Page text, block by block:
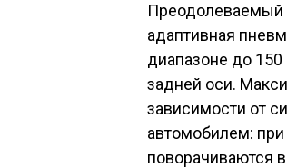
Преодолеваемый
адаптивная
диапазоне до
задней оси.
зависимости от
автомобилем:
поворачиваются